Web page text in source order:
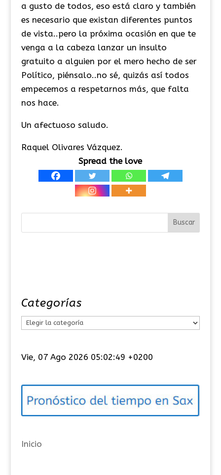
a gusto de todos, eso está claro y también
es necesario que existan diferentes puntos
de vista..pero la próxima ocasión en que te
venga a la cabeza lanzar un insulto
gratuito a alguien por el mero hecho de ser
Político, piénsalo..no sé, quizás así todos
empecemos a respetarnos más, que falta
nos hace.
Un afectuoso saludo.
Raquel Olivares Vázquez.
Spread the love
Categorías
e
o
í
s
Vie, 07 Ago 2026 05:02:50 +0200
Inicio